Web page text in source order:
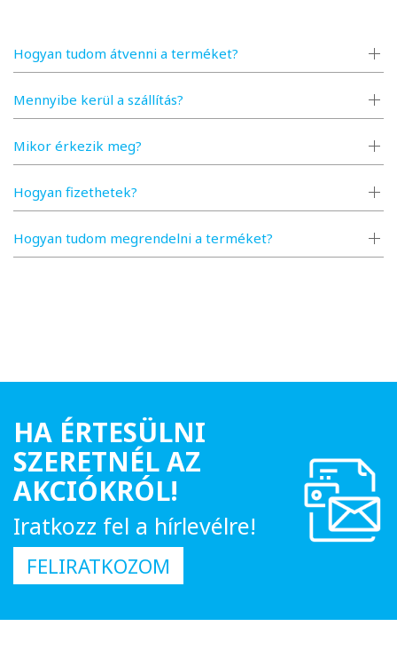
Hogyan tudom átvenni a terméket?
Mennyibe kerül a szállítás?
Mikor érkezik meg?
Hogyan fizethetek?
Hogyan tudom megrendelni a terméket?
A Nokia 125 az alapvető funkciókra összpontosít,
elkerülve a bonyolult okostelefon-funkciókat.
Tárhely: 4 MB belső memória, nem bővíthető.
Technológia: 2G hálózatokat támogat.
Extrák:
nélkül is működik).
Előre telepített klasszikus játékok, mint a Snake (kígyó).
3.5 mm-es fejhallgató-csatlakozó.
HA ÉRTESÜLNI
SZERETNÉL AZ
AKCIÓKRÓL!
Iratkozz fel a hírlevélre!
FELIRATKOZOM